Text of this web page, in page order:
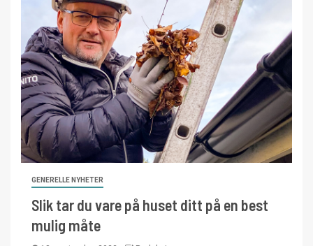
GENERELLE NYHETER
Slik tar du vare på huset ditt på en best
mulig måte